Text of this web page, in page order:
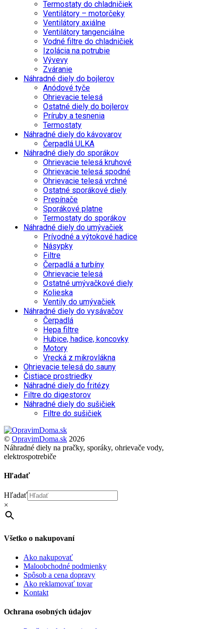
Termostaty do chladničiek
Ventilátory – motorčeky
Ventilátory axiálne
Ventilátory tangenciálne
Vodné filtre do chladničiek
Izolácia na potrubie
Vývevy
Zváranie
Náhradné diely do bojlerov
Anódové tyče
Ohrievacie telesá
Ostatné diely do bojlerov
Príruby a tesnenia
Termostaty
Náhradné diely do kávovarov
Čerpadlá ULKA
Náhradné diely do sporákov
Ohrievacie telesá kruhové
Ohrievacie telesá spodné
Ohrievacie telesá vrchné
Ostatné sporákové diely
Prepínače
Sporákové platne
Termostaty do sporákov
Náhradné diely do umývačiek
Prívodné a výtokové hadice
Násypky
Filtre
Čerpadlá a turbíny
Ohrievacie telesá
Ostatné umývačkové diely
Kolieska
Ventily do umývačiek
Náhradné diely do vysávačov
Čerpadlá
Hepa filtre
Hubice, hadice, koncovky
Motory
Vrecká z mikrovlákna
Ohrievacie telesá do sauny
Čistiace prostriedky
Náhradné diely do fritézy
Filtre do digestorov
Náhradné diely do sušičiek
Filtre do sušičiek
Back
To
Top
© OpravimDoma.sk 2026
Náhradné diely na pračky, sporáky, ohrievače vody,
elektrospotrebiče
Hľadať
Hľadať
×
Všetko o nakupovaní
Ako nakupovať
Maloobchodné podmienky
Spôsob a cena dopravy
Ako reklamovať tovar
Kontakt
Ochrana osobných údajov